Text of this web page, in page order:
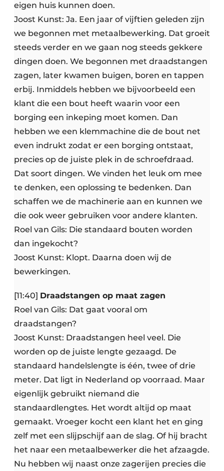
eigen huis kunnen doen.
Joost Kunst: Ja. Een jaar of vijftien geleden zijn
we begonnen met metaalbewerking. Dat groeit
steeds verder en we gaan nog steeds gekkere
dingen doen. We begonnen met draadstangen
zagen, later kwamen buigen, boren en tappen
erbij. Inmiddels hebben we bijvoorbeeld een
klant die een bout heeft waarin voor een
borging een inkeping moet komen. Dan
hebben we een klemmachine die de bout net
even indrukt zodat er een borging ontstaat,
precies op de juiste plek in de schroefdraad.
Dat soort dingen. We vinden het leuk om mee
te denken, een oplossing te bedenken. Dan
schaffen we de machinerie aan en kunnen we
die ook weer gebruiken voor andere klanten.
Roel van Gils: Die standaard bouten worden
dan ingekocht?
Joost Kunst: Klopt. Daarna doen wij de
bewerkingen.
[11:40] Draadstangen op maat zagen
Roel van Gils: Dat gaat vooral om
draadstangen?
Joost Kunst: Draadstangen heel veel. Die
worden op de juiste lengte gezaagd. De
standaard handelslengte is één, twee of drie
meter. Dat ligt in Nederland op voorraad. Maar
eigenlijk gebruikt niemand die
standaardlengtes. Het wordt altijd op maat
gemaakt. Vroeger kocht een klant het en ging
zelf met een slijpschijf aan de slag. Of hij bracht
het naar een metaalbewerker die het afzaagde.
Nu hebben wij naast onze zagerijen precies die